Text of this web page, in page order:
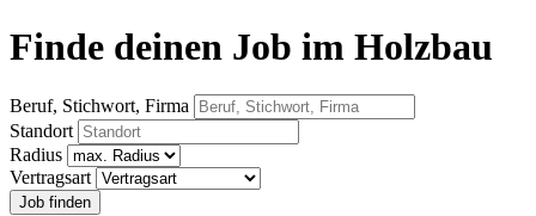
Finde deinen Job im Holzbau
Beruf, Stichwort, Firma
Standort
Radius
Vertragsart